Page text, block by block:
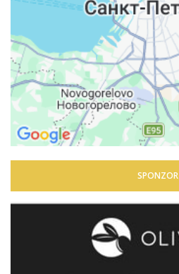
SPONZOR